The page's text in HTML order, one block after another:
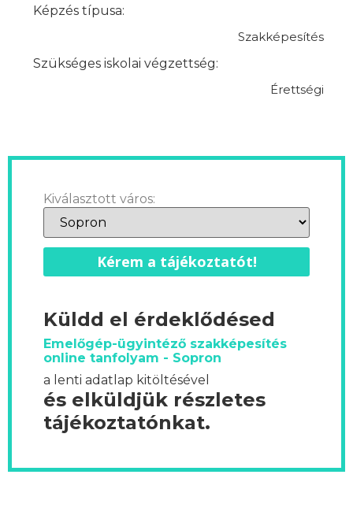
Képzés típusa:
Szakképesítés
Szükséges iskolai végzettség:
Érettségi
Kiválasztott város:
Kérem a tájékoztatót!
Küldd el érdeklődésed
Emelőgép-ügyintéző szakképesítés
online tanfolyam - Sopron
a lenti adatlap kitöltésével
és elküldjük részletes
tájékoztatónkat.